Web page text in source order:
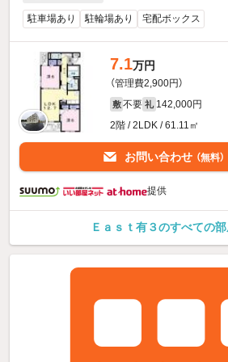
駐車場あり 駐輪場あり 宅配ボックス
7.1万円
（管理費2,900円）
敷 不要 礼 142,000円
2階 / 2LDK / 61.11㎡
お問い合わせ （無料）
提供
Ｅａｓｔ有３のすべての